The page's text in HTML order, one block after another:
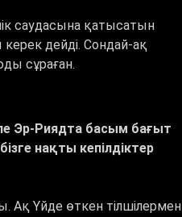
саудасына қатысатын
дейді. Сондай-ақ
сұраған.
Эр-Риядта басым бағыт
нақты кепілдіктер
Ақ Үйде өткен тілшілермен